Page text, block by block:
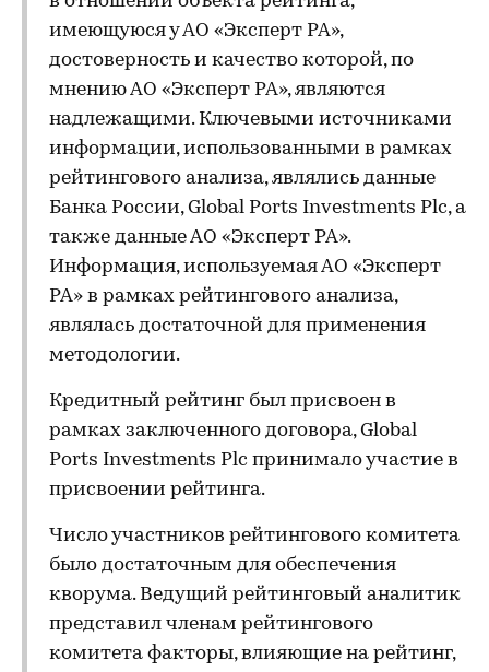
имеющуюся у АО «Эксперт РА»,
достоверность и качество которой, по
мнению АО «Эксперт РА», являются
надлежащими. Ключевыми источниками
информации, использованными в рамках
рейтингового анализа, являлись данные
Банка России, Global Ports Investments Plc, а
также данные АО «Эксперт РА».
Информация, используемая АО «Эксперт
РА» в рамках рейтингового анализа,
являлась достаточной для применения
методологии.
Кредитный рейтинг был присвоен в
рамках заключенного договора, Global
Ports Investments Plc принимало участие в
присвоении рейтинга.
Число участников рейтингового комитета
было достаточным для обеспечения
кворума. Ведущий рейтинговый аналитик
представил членам рейтингового
комитета факторы, влияющие на рейтинг,